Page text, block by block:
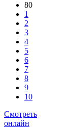
80
1
2
3
4
5
6
7
8
9
10
Смотреть
онлайн